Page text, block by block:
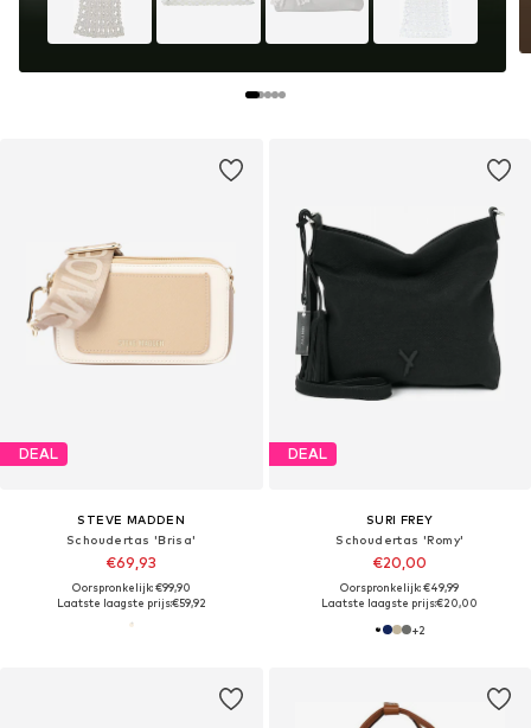
DEAL
STEVE MADDEN
Schoudertas 'Brisa'
€69,93
Oorspronkelijk: €99,90
Laatste laagste prijs:€59,92
DEAL
SURI FREY
Schoudertas 'Romy'
€20,00
Oorspronkelijk: €49,99
Laatste laagste prijs:€20,00
+2